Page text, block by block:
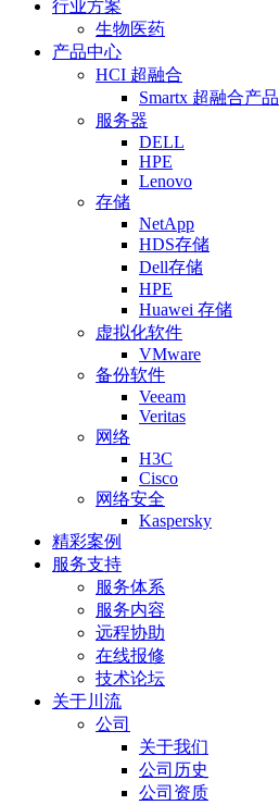
行业方案
生物医药
产品中心
HCI 超融合
Smartx 超融合产品
服务器
DELL
HPE
Lenovo
存储
NetApp
HDS存储
Dell存储
HPE
Huawei 存储
虚拟化软件
VMware
备份软件
Veeam
Veritas
网络
H3C
Cisco
网络安全
Kaspersky
精彩案例
服务支持
服务体系
服务内容
远程协助
在线报修
技术论坛
关于川流
公司
关于我们
公司历史
公司资质